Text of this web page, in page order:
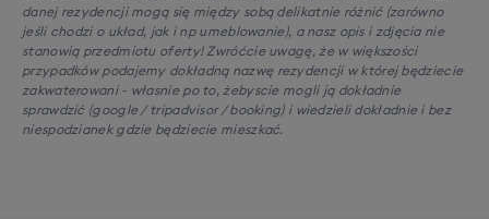
danej rezydencji mogą się między sobą delikatnie różnić (zarówno
jeśli chodzi o układ, jak i np umeblowanie), a nasz opis i zdjęcia nie
stanowią przedmiotu oferty! Zwróćcie uwagę, że w większości
przypadków podajemy dokładną nazwę rezydencji w której będziecie
zakwaterowani - własnie po to, żebyscie mogli ją dokładnie
sprawdzić (google / tripadvisor / booking) i wiedzieli dokładnie i bez
niespodzianek gdzie będziecie mieszkać.